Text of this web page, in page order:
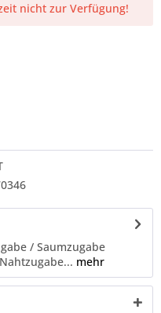
nicht zur Verfügung!
/ Saumzugabe
mehr